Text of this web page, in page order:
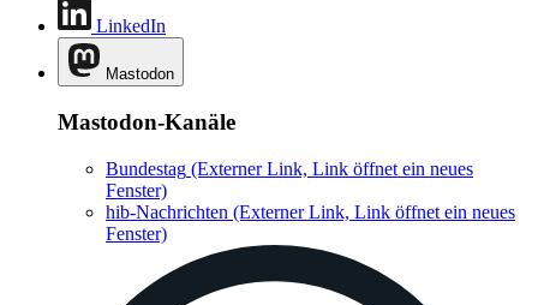
LinkedIn
Mastodon
Mastodon-Kanäle
Bundestag (Externer Link, Link öffnet ein neues
Fenster)
hib-Nachrichten (Externer Link, Link öffnet ein neues
Fenster)